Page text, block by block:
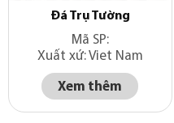
Đá Trụ Tường
Mã SP:
Xuất xứ: Viet Nam
Xem thêm